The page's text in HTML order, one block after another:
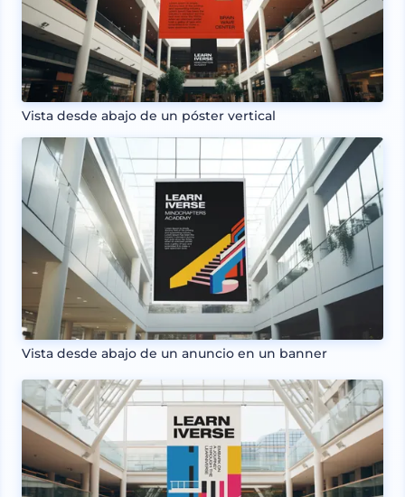
Vista desde abajo de un póster vertical
Vista desde abajo de un anuncio en un banner